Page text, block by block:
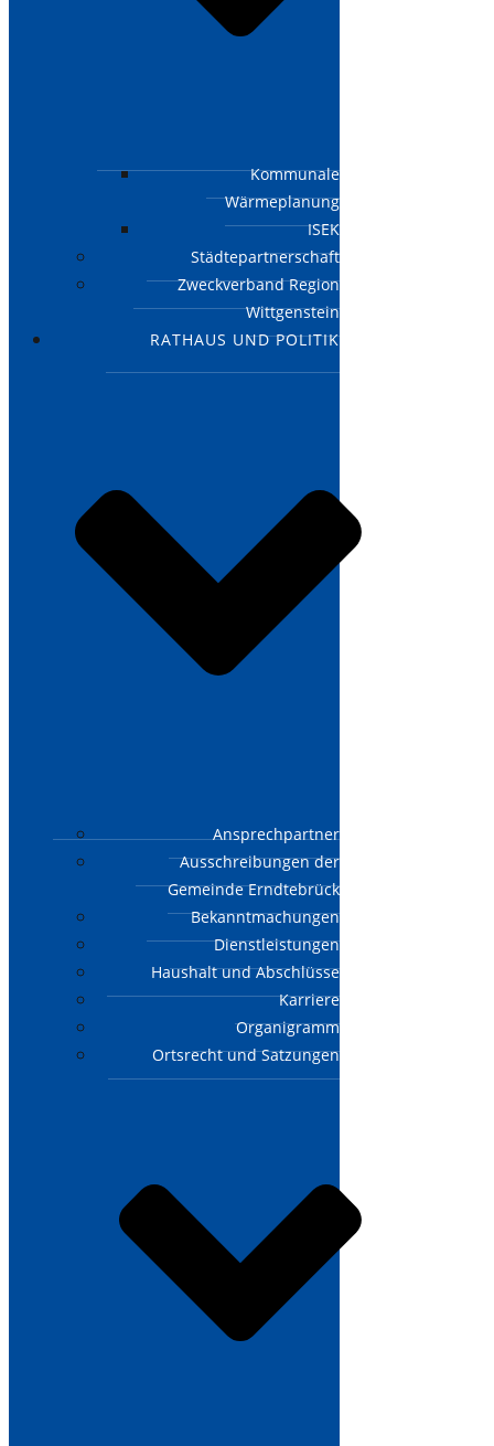
Kommunale
Wärmeplanung
ISEK
Städtepartnerschaft
Zweckverband Region
Wittgenstein
RATHAUS UND POLITIK
Ansprechpartner
Ausschreibungen der
Gemeinde Erndtebrück
Bekanntmachungen
Dienstleistungen
Haushalt und Abschlüsse
Karriere
Organigramm
Ortsrecht und Satzungen